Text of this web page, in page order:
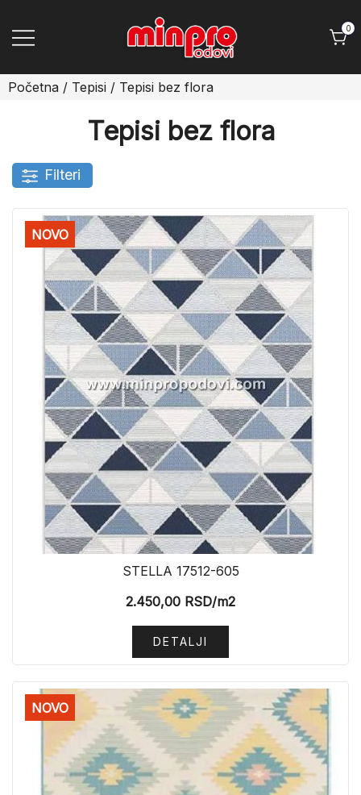
Minpro podovi
0
Početna / Tepisi / Tepisi bez flora
Tepisi bez flora
Filteri
NOVO
STELLA 17512-605
2.450,00 RSD/m2
DETALJI
NOVO